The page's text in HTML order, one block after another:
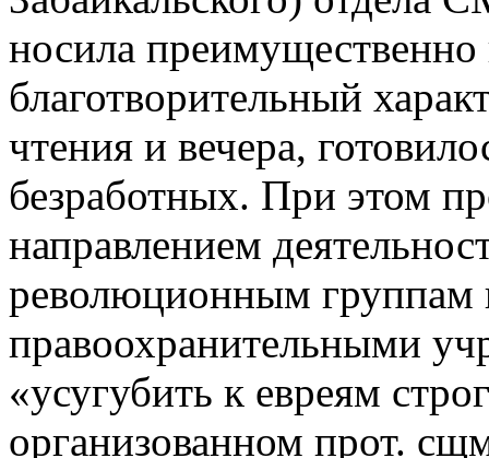
носила
благотворительный
чтения и вечера,
безработных. При этом
направлением
революционным группам
правоохранительными
«усугубить к евреям
организованном прот.